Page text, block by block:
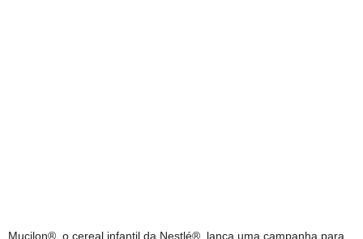
Mucilon®, o cereal infantil da Nestlé®, lança uma campanha para